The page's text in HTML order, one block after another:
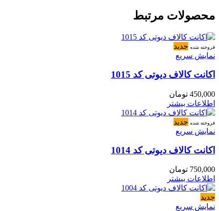
محصولات مرتبط
فروخته شده جدید
نمایش سریع
اکانت کالاف دیوتی کد 1015
450,000 تومان
اطلاعات بیشتر
فروخته شده جدید
نمایش سریع
اکانت کالاف دیوتی کد 1014
750,000 تومان
اطلاعات بیشتر
جدید
نمایش سریع